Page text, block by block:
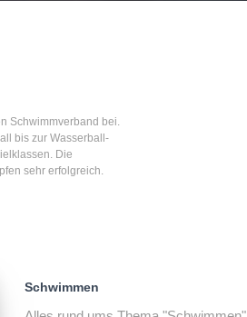
Schwimmverband bei.
bis zur Wasserball-
Die
sehr erfolgreich.
Schwimmen